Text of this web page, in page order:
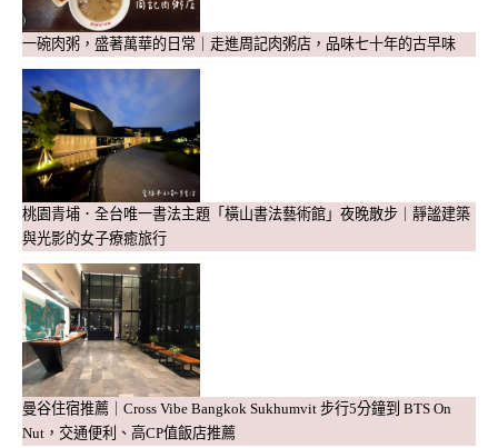
一碗肉粥，盛著萬華的日常｜走進周記肉粥店，品味七十年的古早味
桃園青埔．全台唯一書法主題「橫山書法藝術館」夜晚散步｜靜謐建築
與光影的女子療癒旅行
曼谷住宿推薦｜Cross Vibe Bangkok Sukhumvit 步行5分鐘到 BTS On
Nut，交通便利、高CP值飯店推薦